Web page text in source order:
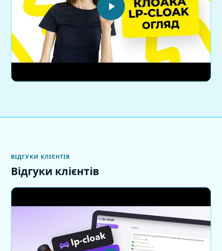
ВІДГУКИ КЛІЄНТІВ
Відгуки клієнтів